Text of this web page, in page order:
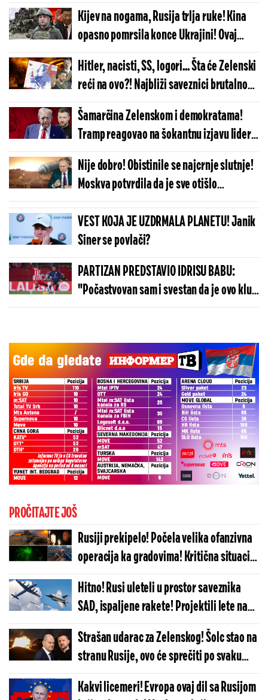
Kijev na nogama, Rusija trlja ruke! Kina
opasno pomrsila konce Ukrajini! Ovaj
potez jasno govori na čijoj strani je
Peking!
Hitler, nacisti, SS, logori... Šta će Zelenski
reći na ovo?! Najbliži saveznici brutalno
napali Ukrajinu, ovo više ne sme da se
krije!
Šamarčina Zelenskom i demokratama!
Tramp reagovao na šokantnu izjavu lidera
Ukrajine, ovo mu neće zaboraviti...
Nije dobro! Obistinile se najcrnje slutnje!
Moskva potvrdila da je sve otišlo
dođavola: Nećemo usporiti...
VEST KOJA JE UZDRMALA PLANETU! Janik
Siner se povlači?
PARTIZAN PREDSTAVIO IDRISU BABU:
"Počastvovan sam i svestan da je ovo klub
sa velikom istorijom"
PROČITAJTE JOŠ
Rusiji prekipelo! Počela velika ofanzivna
operacija ka gradovima! Kritična situacija
na istoku, Ukrajini preti stravičan poraz!
Hitno! Rusi uleteli u prostor saveznika
SAD, ispaljene rakete! Projektili lete na
sve strane, poletela lovačka avijacija!
Strašan udarac za Zelenskog! Šolc stao na
stranu Rusije, ovo će sprečiti po svaku
cenu! "Imam dobar razlog za to..."
Kakvi licemeri! Evropa ovaj dil sa Rusijom